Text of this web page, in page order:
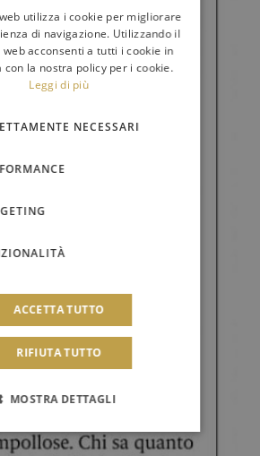
utilizza i cookie per migliorare
di navigazione. Utilizzando il
acconsenti a tutti i cookie in
con la nostra policy per i cookie.
Leggi di più
NECESSARI
ACCETTA TUTTO
RIFIUTA TUTTO
MOSTRA DETTAGLI